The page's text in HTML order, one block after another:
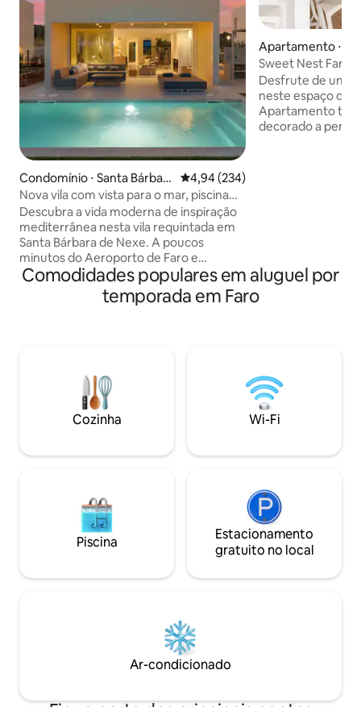
Condomínio ⋅ Santa Bárbara
de Nexe
4,94 de uma avaliação média de
4,94 (234)
Nova vila com vista para o mar, piscina
aquecida, jacuzzi no terraço
Descubra a vida moderna de inspiração
mediterrânea nesta vila requintada em
Santa Bárbara de Nexe. A poucos
minutos do Aeroporto de Faro e
Almancil, este retiro sereno oferece
uma piscina aquecida, jacuzzi no
telhado, sala de estar interna e externa,
memorável com trilhas para
caminhadas, vistas para o campo e
acesso a praias, campos de golfe, lojas e
restaurantes. Envie-nos uma
Apartamento ⋅
Sweet Nest Faro
Desfrute de uma
neste espaço de
Apartamento
decorado a
totalmente
falte nada.
Comodidades populares em aluguel por
temporada em Faro
Cozinha Wi-Fi
Piscina
Estacionamento
gratuito no local
Ar-condicionado